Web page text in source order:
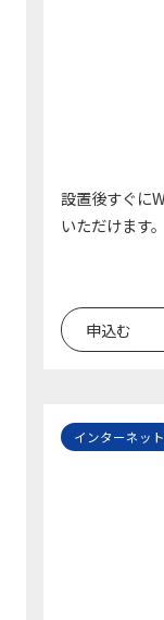
設置後すぐに
いただけます
申込む
インターネット